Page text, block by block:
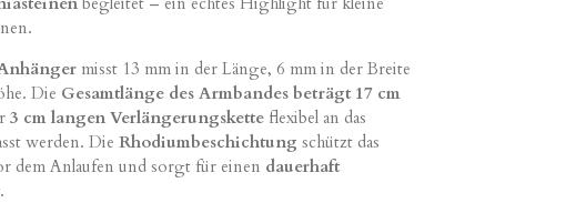
misst 13 mm in der Länge, 6 mm in der Breite
Die Gesamtlänge des Armbandes beträgt 17 cm
3 cm langen Verlängerungskette flexibel an das
werden. Die Rhodiumbeschichtung schützt das
dem Anlaufen und sorgt für einen dauerhaft
.